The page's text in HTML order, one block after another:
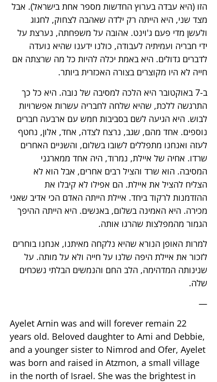
הזו (היא עבדה בערוץ החדשות מספר אחת בישראל). אבל
מצד שני, היא הייתה רק ילדה שאהבה לצחוק, לחגוג
ולעשן מדי פעם ג'וינט. אהובה על משפחתה, נערצת על
ידי חבריה ועמיתיה לעבודה, כולנו ידענו שהיא נועדה
לדברים גדולים. היא באמת יכלה להיות כל מה שרצתה אם
חייה לא היו מקוצרים בצורה האכזרית ביותר.
ב-7 באוקטובר היא הלכה למסיבה של נובה. היא כל כך
התרגשה ללכת, שהיא שלחה לחבריה עשרות אפשרויות
לבוש. היא הגיעה לשם בסביבות חמש עם ארבעה חברים
נוספים. אחד מהם, שגב, נרצח לצדה, אחד, אלון, נחטף
לעזה ואנחנו מתפללים לשובו בשלום, והשניים האחרים
שרדו. אחיה של איילת, נמרוד, היה אחד ממארגני
המסיבה. הוא שרד והציל רבים אחרים, אבל הוא לא
הצליח להציל את איילת. הם אפילו לא קיבלו את
ההזדמנות לרקוד ביחד. איילת הייתה האדם הכי אדיב שאני
מכירה. היא האמינה בשלום, באנשים. היא הייתה ההיפך
הגמור מהמפלצות שהרגו אותה.
למרות האופן הנורא שהיא נלקחה מאיתנו, אנחנו בוחרים
לזכור את איילת היפה שלנו על חייה ולא על מותה. על
שנינותה המדהימה, הלב החם והנמשים הבלתי נשכחים
שלה.
—
Ayelet Arnin was and will forever remain 22
years old. Beloved daughter to Ami and Debbie,
and a younger sister to Nimrod and Ofer, Ayelet
was born and raised in Atzmon, a small village
in the north of Israel. She was the brightest in